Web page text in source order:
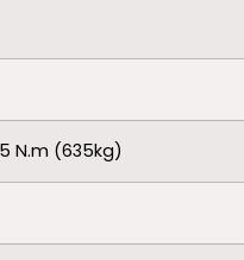
N.m (635kg)